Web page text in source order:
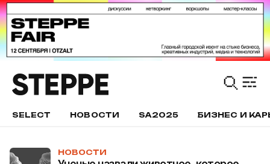
SELECT НОВОСТИ SA2025 БИЗНЕС И
НОВОСТИ